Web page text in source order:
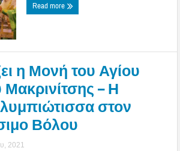
Read more
η Μονή του Αγίου
– Η
στον
Βόλου
2021